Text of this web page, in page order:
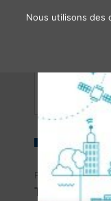
À
FILTRER PAR
TYPE
Nous utilisons des